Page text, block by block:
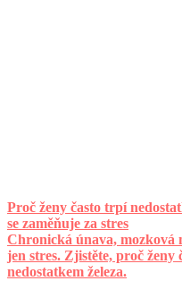
Proč ženy často trpí
se zaměňuje za stres
Chronická únava, mozková
jen stres. Zjistěte, proč
nedostatkem železa.